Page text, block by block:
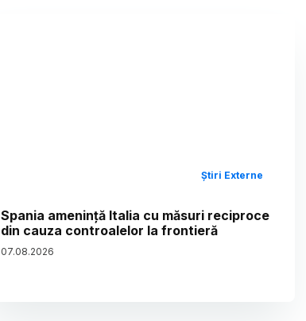
Știri Externe
Spania amenință Italia cu măsuri reciproce
din cauza controalelor la frontieră
07.08.2026